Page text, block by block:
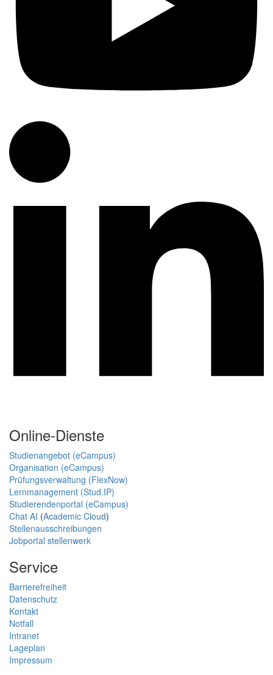
Online-Dienste
Studienangebot (eCampus)
Organisation (eCampus)
Prüfungsverwaltung (FlexNow)
Lernmanagement (Stud.IP)
Studierendenportal (eCampus)
Chat AI (Academic Cloud)
Stellenausschreibungen
Jobportal stellenwerk
Service
Barrierefreiheit
Datenschutz
Kontakt
Notfall
Intranet
Lageplan
Impressum